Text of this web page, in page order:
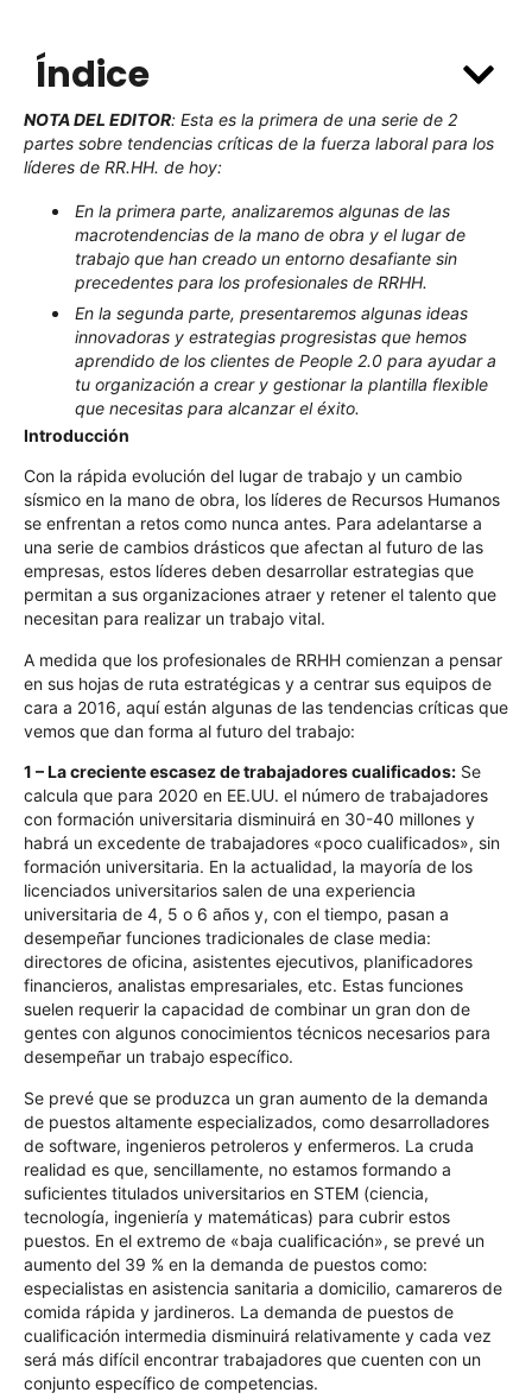
Índice
NOTA DEL EDITOR: Esta es la primera de una serie de 2
partes sobre tendencias críticas de la fuerza laboral para los
líderes de RR.HH. de hoy:
En la primera parte, analizaremos algunas de las
macrotendencias de la mano de obra y el lugar de
trabajo que han creado un entorno desafiante sin
precedentes para los profesionales de RRHH.
En la segunda parte, presentaremos algunas ideas
innovadoras y estrategias progresistas que hemos
aprendido de los clientes de People 2.0 para ayudar a
tu organización a crear y gestionar la plantilla flexible
que necesitas para alcanzar el éxito.
Introducción
Con la rápida evolución del lugar de trabajo y un cambio
sísmico en la mano de obra, los líderes de Recursos Humanos
se enfrentan a retos como nunca antes. Para adelantarse a
una serie de cambios drásticos que afectan al futuro de las
empresas, estos líderes deben desarrollar estrategias que
permitan a sus organizaciones atraer y retener el talento que
necesitan para realizar un trabajo vital.
A medida que los profesionales de RRHH comienzan a pensar
en sus hojas de ruta estratégicas y a centrar sus equipos de
cara a 2016, aquí están algunas de las tendencias críticas que
vemos que dan forma al futuro del trabajo:
1 – La creciente escasez de trabajadores cualificados: Se
calcula que para 2020 en EE.UU. el número de trabajadores
con formación universitaria disminuirá en 30-40 millones y
habrá un excedente de trabajadores «poco cualificados», sin
formación universitaria. En la actualidad, la mayoría de los
licenciados universitarios salen de una experiencia
universitaria de 4, 5 o 6 años y, con el tiempo, pasan a
desempeñar funciones tradicionales de clase media:
directores de oficina, asistentes ejecutivos, planificadores
financieros, analistas empresariales, etc. Estas funciones
suelen requerir la capacidad de combinar un gran don de
gentes con algunos conocimientos técnicos necesarios para
desempeñar un trabajo específico.
Se prevé que se produzca un gran aumento de la demanda
de puestos altamente especializados, como desarrolladores
de software, ingenieros petroleros y enfermeros. La cruda
realidad es que, sencillamente, no estamos formando a
suficientes titulados universitarios en STEM (ciencia,
tecnología, ingeniería y matemáticas) para cubrir estos
puestos. En el extremo de «baja cualificación», se prevé un
aumento del 39 % en la demanda de puestos como:
especialistas en asistencia sanitaria a domicilio, camareros de
comida rápida y jardineros. La demanda de puestos de
cualificación intermedia disminuirá relativamente y cada vez
será más difícil encontrar trabajadores que cuenten con un
conjunto específico de competencias.